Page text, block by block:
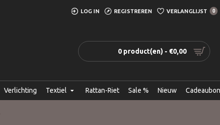
LOG IN REGISTREREN VERLANGLIJST 0
0 product(en) - €0,00
Verlichting Textiel Rattan-Riet Sale % Nieuw Cadeaubon